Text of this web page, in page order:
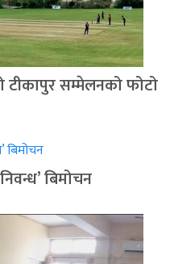
टीकापुर सम्मेलनको फोटो
बिमोचन